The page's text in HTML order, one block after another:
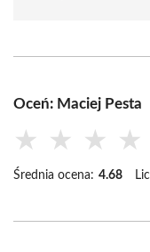
Oceń: Maciej Pesta
★ ★ ★ ★
Średnia ocena: 4.68